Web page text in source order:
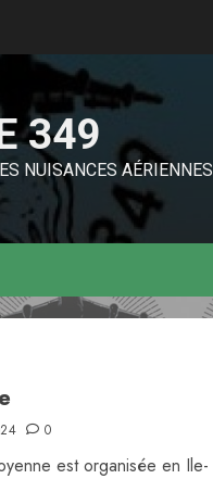
349
NUISANCES AÉRIENNES
0
est organisée en Ile-